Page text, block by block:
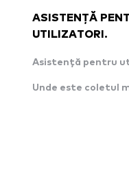
ASISTENȚĂ
UTILIZATORI.
Asistență pentru
Unde este coletul